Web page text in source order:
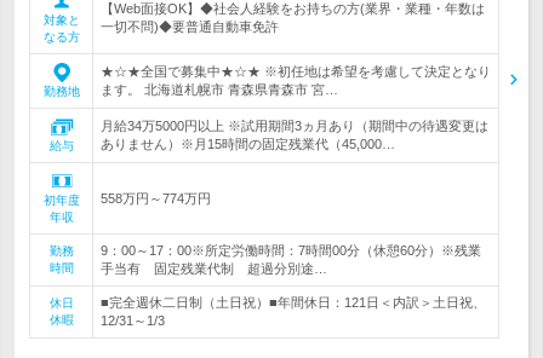
対象と
なる方
【Web面接OK】◆社会人経験をお持ちの方(業界・業種・年数は
一切不問)◆要普通自動車免許
勤務地
★☆★全国で募集中★☆★ ※初任地は希望を考慮して決定となり
ます。 北海道札幌市 青森県青森市 宮…
給与
月給34万5000円以上 ※試用期間3ヵ月あり（期間中の待遇変更は
ありません）※月15時間の固定残業代（45,000…
初年度
年収
558万円～774万円
勤務
時間
9：00～17：00※所定労働時間：7時間00分（休憩60分）※残業
手当有 固定残業代制 超過分別途…
休日
休暇
■完全週休二日制（土日祝）■年間休日：121日＜内訳＞土日祝、
12/31～1/3